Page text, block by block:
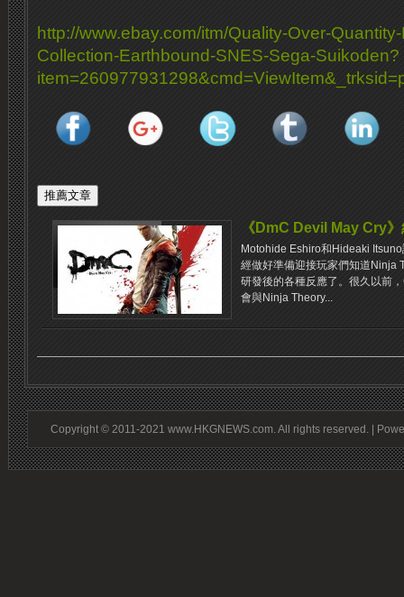
http://www.ebay.com/itm/Quality-Over-
Collection-Earthbound-SNES-Sega-Suikoden?
《DmC Devil May Cry
Motohide Eshiro和Hideaki
經做好準備迎接玩家們知道Ninja
研發後的各種反應了。很久以前
會與Ninja Theory...
Copyright © 2011-2021 www.HKGNEWS.com. All rights reserved. |